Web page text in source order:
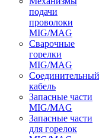
подачи
проволоки
MIG/MAG
Сварочные
горелки
MIG/MAG
Соединительный
кабель
Запасные части
MIG/MAG
Запасные части
для горелок